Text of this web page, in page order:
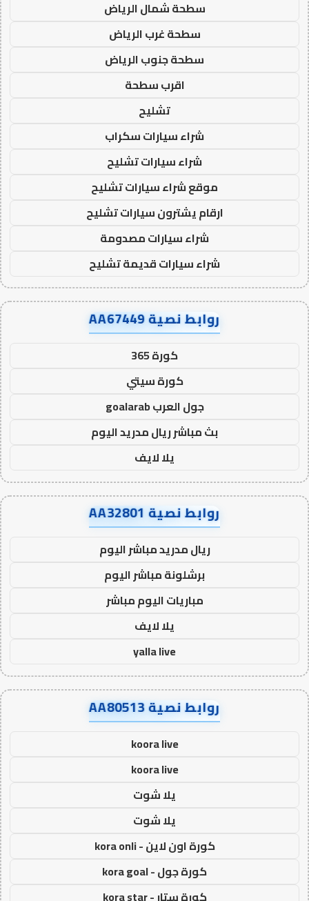
سطحة شمال الرياض
سطحة غرب الرياض
سطحة جنوب الرياض
اقرب سطحة
تشليح
شراء سيارات سكراب
شراء سيارات تشليح
موقع شراء سيارات تشليح
ارقام يشترون سيارات تشليح
شراء سيارات مصدومة
شراء سيارات قديمة تشليح
روابط نصية AA67449
كورة 365
كورة سيتي
جول العرب goalarab
بث مباشر ريال مدريد اليوم
يلا لايف
روابط نصية AA32801
ريال مدريد مباشر اليوم
برشلونة مباشر اليوم
مباريات اليوم مباشر
يلا لايف
yalla live
روابط نصية AA80513
koora live
koora live
يلا شوت
يلا شوت
كورة اون لاين - kora onli
كورة جول - kora goal
كورة ستار - kora star